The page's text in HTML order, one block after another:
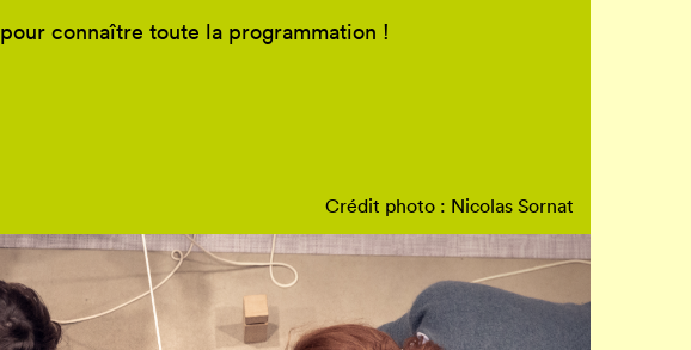
pour connaître toute la programmation !
Crédit photo : Nicolas Sornat